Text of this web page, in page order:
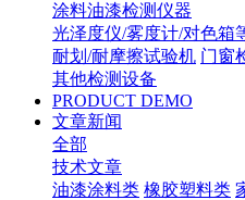
涂料油漆检测仪器
光泽度仪/雾度计/对色箱
耐划/耐摩擦试验机 门窗
其他检测设备
PRODUCT DEMO
文章新闻
全部
技术文章
油漆涂料类 橡胶塑料类